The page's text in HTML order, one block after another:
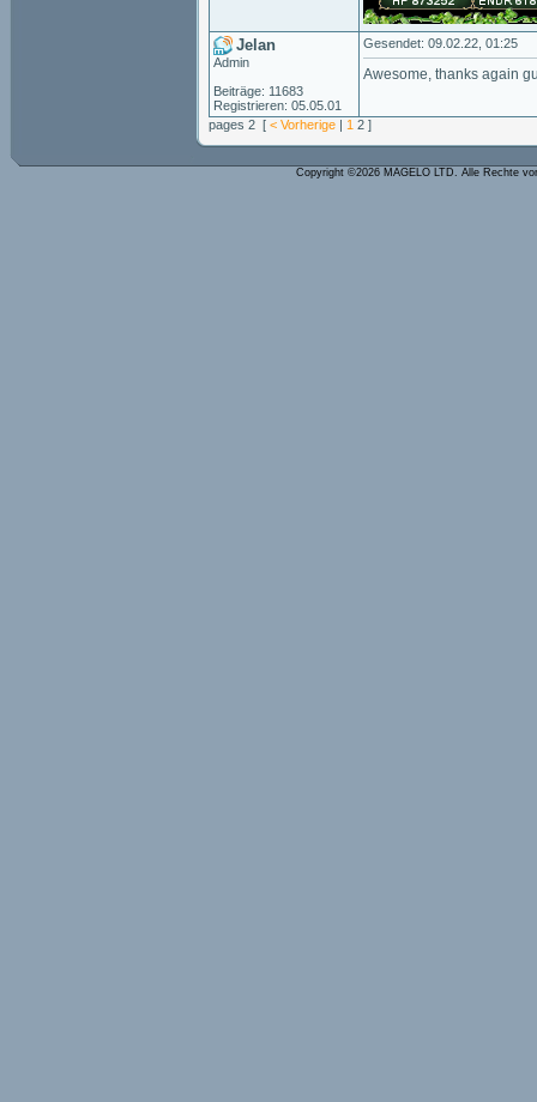
Jelan
Admin
Beiträge: 11683
Registrieren: 05.05.01
Gesendet: 09.02.22, 01:25
Awesome, thanks again
pages 2 [ < Vorherige | 1 2 ]
Copyright ©2026 MAGELO LTD. Alle Rechte